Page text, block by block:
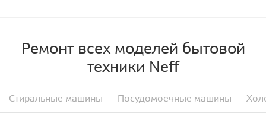
Ремонт всех моделей бытовой
техники Neff
Стиральные машины Посудомоечные машины